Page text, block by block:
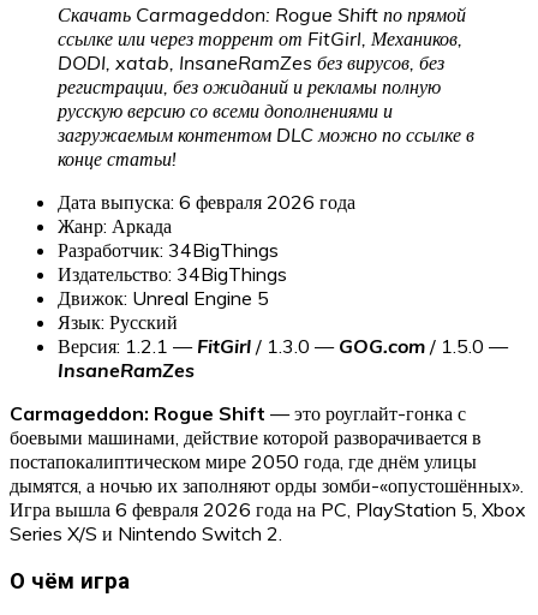
Скачать Carmageddon: Rogue Shift по прямой
ссылке или через торрент от FitGirl, Механиков,
DODI, xatab, InsaneRamZes без вирусов, без
регистрации, без ожиданий и рекламы полную
русскую версию со всеми дополнениями и
загружаемым контентом DLC можно по ссылке в
конце статьи!
Дата выпуска: 6 февраля 2026 года
Жанр: Аркада
Разработчик: 34BigThings
Издательство: 34BigThings
Движок: Unreal Engine 5
Язык: Русский
Версия: 1.2.1 — FitGirl / 1.3.0 — GOG.com / 1.5.0 —
InsaneRamZes
Carmageddon: Rogue Shift — это роуглайт-гонка с
боевыми машинами, действие которой разворачивается в
постапокалиптическом мире 2050 года, где днём улицы
дымятся, а ночью их заполняют орды зомби-«опустошённых».
Игра вышла 6 февраля 2026 года на PC, PlayStation 5, Xbox
Series X/S и Nintendo Switch 2.
О чём игра